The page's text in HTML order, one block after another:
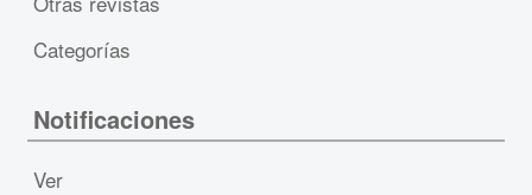
Categorías
Notificaciones
Ver